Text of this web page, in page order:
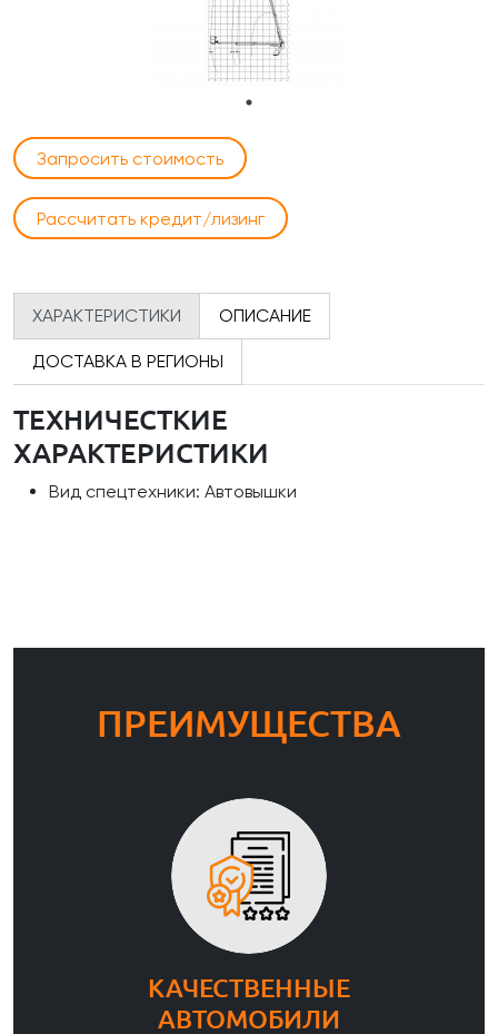
Запросить стоимость
Рассчитать кредит/лизинг
ХАРАКТЕРИСТИКИ ОПИСАНИЕ
ДОСТАВКА В РЕГИОНЫ
ТЕХНИЧЕСТКИЕ
ХАРАКТЕРИСТИКИ
Вид спецтехники: Автовышки
ПРЕИМУЩЕСТВА
КАЧЕСТВЕННЫЕ
АВТОМОБИЛИ